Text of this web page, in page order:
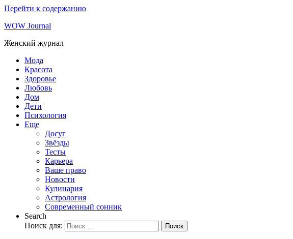
Перейти к содержанию
WOW Journal
Женский журнал
Мода
Красота
Здоровье
Любовь
Дом
Дети
Психология
Еще
Досуг
Звёзды
Тесты
Карьера
Ваше право
Новости
Кулинария
Астрология
Современный сонник
Search
Поиск для:
Поиск